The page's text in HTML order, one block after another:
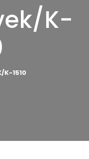
K-
K-1510